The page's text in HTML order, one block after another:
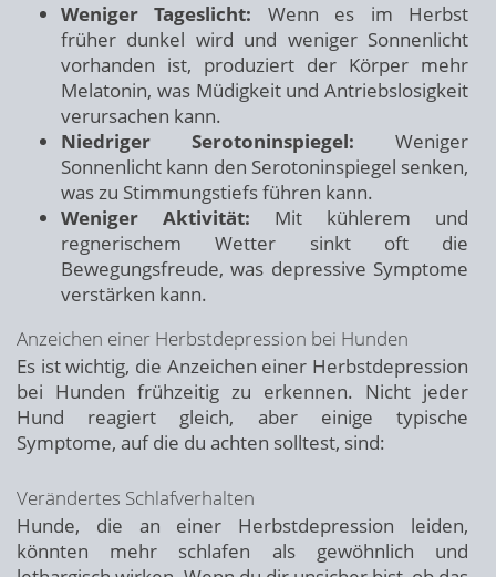
Weniger Tageslicht: Wenn es im Herbst
früher dunkel wird und weniger Sonnenlicht
vorhanden ist, produziert der Körper mehr
Melatonin, was Müdigkeit und Antriebslosigkeit
verursachen kann.
Niedriger Serotoninspiegel: Weniger
Sonnenlicht kann den Serotoninspiegel senken,
was zu Stimmungstiefs führen kann.
Weniger Aktivität: Mit kühlerem und
regnerischem Wetter sinkt oft die
Bewegungsfreude, was depressive Symptome
verstärken kann.
Anzeichen einer Herbstdepression bei Hunden
Es ist wichtig, die Anzeichen einer Herbstdepression
bei Hunden frühzeitig zu erkennen. Nicht jeder
Hund reagiert gleich, aber einige typische
Symptome, auf die du achten solltest, sind:
Verändertes Schlafverhalten
Hunde, die an einer Herbstdepression leiden,
könnten mehr schlafen als gewöhnlich und